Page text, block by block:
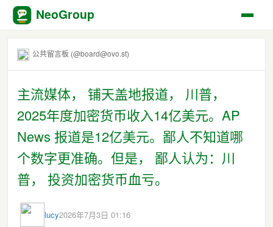
NeoGroup
公共留言板 (@board@ovo.st)
主流媒体， 铺天盖地报道， 川普，
2025年度加密货币收入14亿美元。AP
News 报道是12亿美元。鄙人不知道哪
个数字更准确。但是， 鄙人认为：川
普， 投资加密货币血亏。
lucy2026年7月3日 01:16